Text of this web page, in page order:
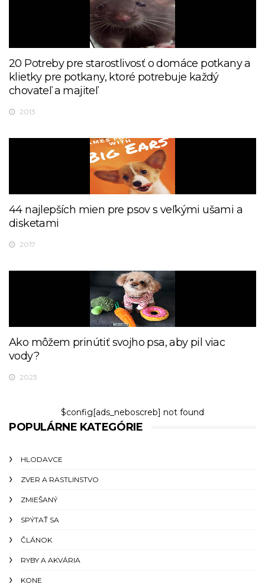
20 Potreby pre starostlivosť o domáce potkany a
klietky pre potkany, ktoré potrebuje každý
chovateľ a majiteľ
2013
44 najlepších mien pre psov s veľkými ušami a
disketami
2017
Ako môžem prinútiť svojho psa, aby pil viac
vody?
2023
$config[ads_neboscreb] not found
POPULÁRNE KATEGÓRIE
HLODAVCE
ZVER A RASTLINSTVO
ZMIEŠANÝ
SPÝTAŤ SA
ČLÁNOK
RYBY A AKVÁRIA
KONE